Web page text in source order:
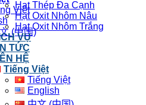
Việt
(中国)
Hạt Thép Đa Cạnh
Hạt Oxit Nhôm Nâu
Hạt Oxit Nhôm Trắng
VỤ
TỨC
HỆ
Tiếng Việt
Tiếng Việt
English